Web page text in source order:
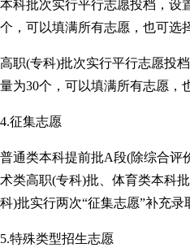
本科批次实行平行志愿投档，设
个，可以填满所有志愿，也可选
高职(专科)批次实行平行志愿投
量为30个，可以填满所有志愿，
4.征集志愿
普通类本科提前批A段(除综合评
术类高职(专科)批、体育类本科
科)批实行两次“征集志愿”补充
5.特殊类型招生志愿